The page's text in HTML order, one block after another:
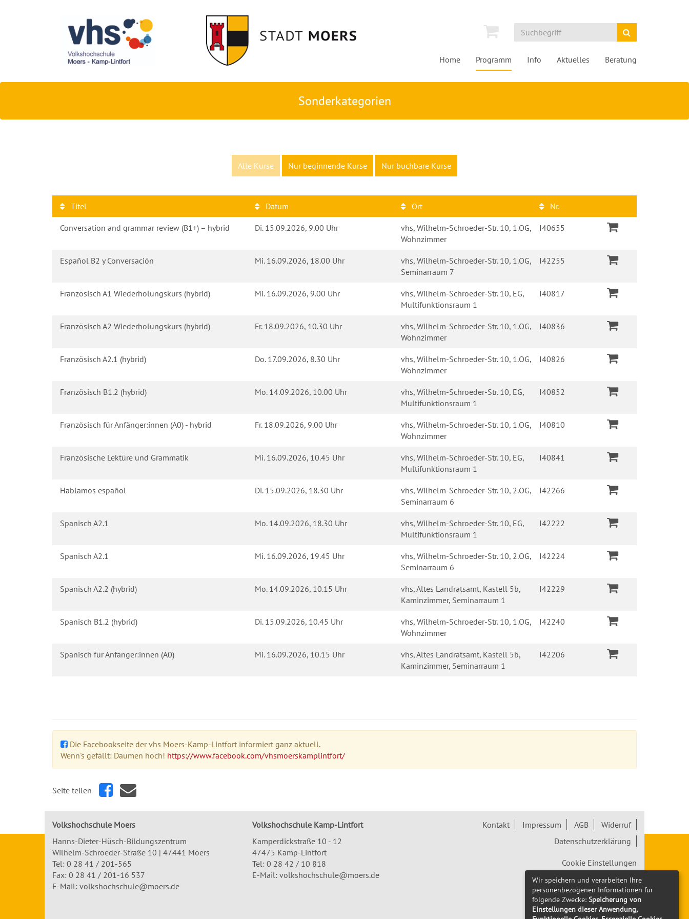
Home Programm Info Aktuelles Beratung
Sonderkategorien
Alle Kurse Nur beginnende Kurse Nur buchbare Kurse
Titel Datum Ort Nr.
Conversation and grammar review (B1+) – hybrid Di.15.09.2026, 9.00 Uhr
vhs, Wilhelm-Schroeder-Str. 10, 1.OG,
Wohnzimmer
I40655
Español B2 y Conversación Mi.16.09.2026, 18.00 Uhr
vhs, Wilhelm-Schroeder-Str. 10, 1.OG,
Seminarraum 7
I42255
Französisch A1 Wiederholungskurs (hybrid) Mi.16.09.2026, 9.00 Uhr
vhs, Wilhelm-Schroeder-Str. 10, EG,
Multifunktionsraum 1
I40817
Französisch A2 Wiederholungskurs (hybrid) Fr.18.09.2026, 10.30 Uhr
vhs, Wilhelm-Schroeder-Str. 10, 1.OG,
Wohnzimmer
I40836
Französisch A2.1 (hybrid) Do.17.09.2026, 8.30 Uhr
vhs, Wilhelm-Schroeder-Str. 10, 1.OG,
Wohnzimmer
I40826
Französisch B1.2 (hybrid) Mo.14.09.2026, 10.00 Uhr
vhs, Wilhelm-Schroeder-Str. 10, EG,
Multifunktionsraum 1
I40852
Französisch für Anfänger:innen (A0) - hybrid Fr.18.09.2026, 9.00 Uhr
vhs, Wilhelm-Schroeder-Str. 10, 1.OG,
Wohnzimmer
I40810
Französische Lektüre und Grammatik Mi.16.09.2026, 10.45 Uhr
vhs, Wilhelm-Schroeder-Str. 10, EG,
Multifunktionsraum 1
I40841
Hablamos español Di.15.09.2026, 18.30 Uhr
vhs, Wilhelm-Schroeder-Str. 10, 2.OG,
Seminarraum 6
I42266
Spanisch A2.1 Mo.14.09.2026, 18.30 Uhr
vhs, Wilhelm-Schroeder-Str. 10, EG,
Multifunktionsraum 1
I42222
Spanisch A2.1 Mi.16.09.2026, 19.45 Uhr
vhs, Wilhelm-Schroeder-Str. 10, 2.OG,
Seminarraum 6
I42224
Spanisch A2.2 (hybrid) Mo.14.09.2026, 10.15 Uhr
vhs, Altes Landratsamt, Kastell 5b,
Kaminzimmer, Seminarraum 1
I42229
Spanisch B1.2 (hybrid) Di.15.09.2026, 10.45 Uhr
vhs, Wilhelm-Schroeder-Str. 10, 1.OG,
Wohnzimmer
I42240
Spanisch für Anfänger:innen (A0) Mi.16.09.2026, 10.15 Uhr
vhs, Altes Landratsamt, Kastell 5b,
Kaminzimmer, Seminarraum 1
I42206
Die Facebookseite der vhs Moers-Kamp-Lintfort informiert ganz aktuell.
Wenn's gefällt: Daumen hoch! https://www.facebook.com/vhsmoerskamplintfort/
Seite teilen
Volkshochschule Moers
Hanns-Dieter-Hüsch-Bildungszentrum
Wilhelm-Schroeder-Straße 10 | 47441 Moers
Tel: 0 28 41 / 201-565
Fax: 0 28 41 / 201-16 537
E-Mail: volkshochschule@moers.de
Volkshochschule Kamp-Lintfort
Kamperdickstraße 10 - 12
47475 Kamp-Lintfort
Tel: 0 28 42 / 10 818
E-Mail: volkshochschule@moers.de
Kontakt Impressum AGB
Widerruf
Datenschutzerklärung
Cookie Einstellungen
Widerrufsformular
Wir speichern und verarbeiten Ihre
personenbezogenen Informationen für
folgende Zwecke: Speicherung von
Einstellungen dieser Anwendung,